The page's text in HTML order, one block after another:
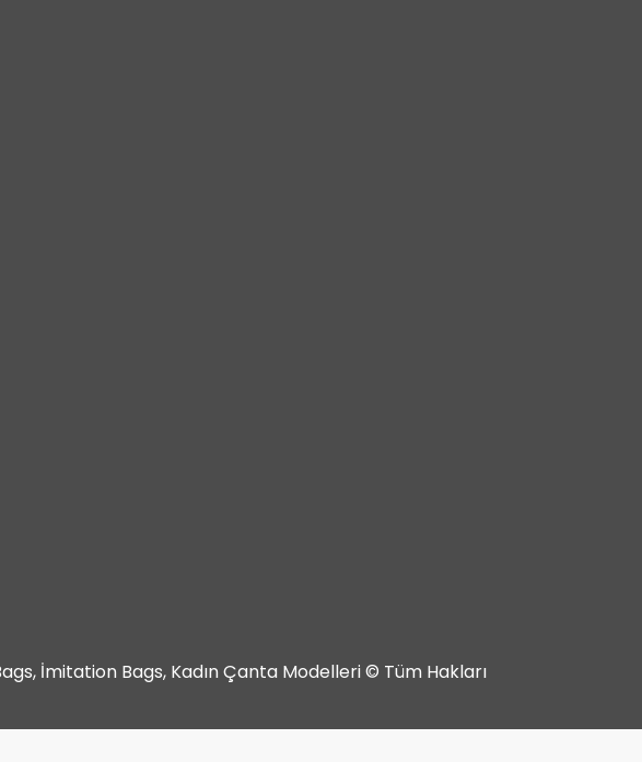
İmitation Bags, Kadın Çanta Modelleri © Tüm Hakları